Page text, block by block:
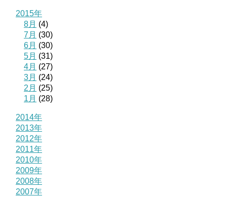
2015年
8月 (4)
7月 (30)
6月 (30)
5月 (31)
4月 (27)
3月 (24)
2月 (25)
1月 (28)
2014年
2013年
2012年
2011年
2010年
2009年
2008年
2007年